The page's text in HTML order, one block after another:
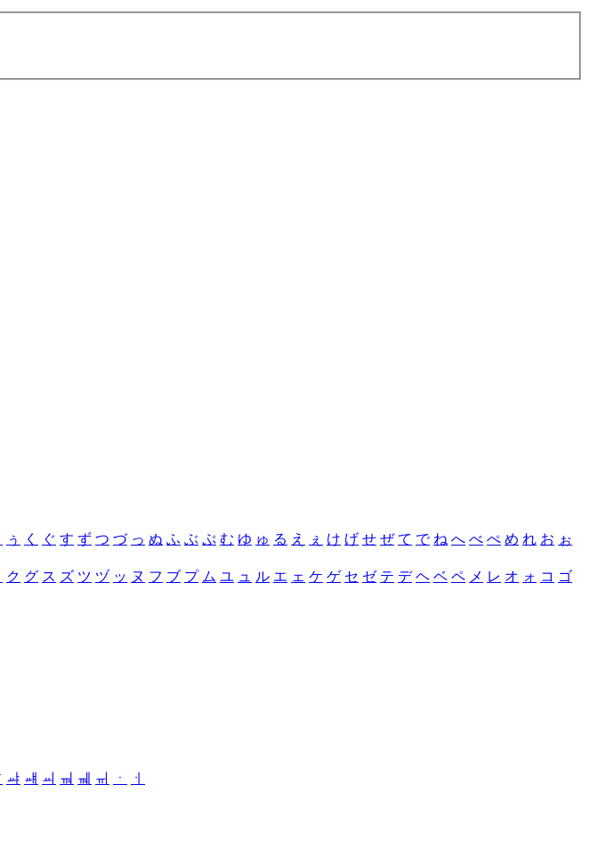
ぅ く ぐ す ず つ づ っ ぬ ふ ぶ ぷ む ゆ ゅ る え ぇ け げ せ ぜ て で ね へ べ ぺ め れ お ぉ
ク グ ス ズ ツ ヅ ッ ヌ フ ブ プ ム ユ ュ ル エ ェ ケ ゲ セ ゼ テ デ ヘ ベ ペ メ レ オ ォ コ ゴ
ㆇ ㆈ ㆉ ㆊ ㆋ ㆌ ㆍ
ㆎ